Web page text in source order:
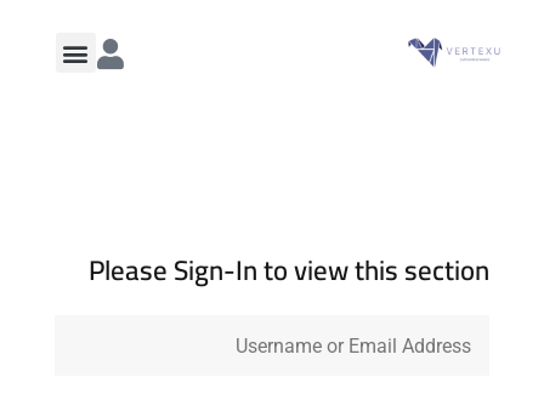
Please Sign-In to view this section